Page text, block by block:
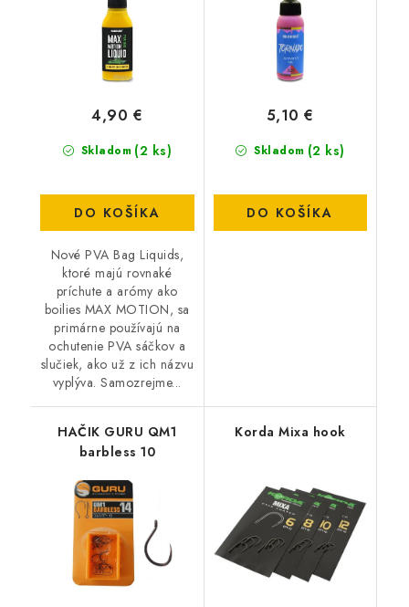
Skladom (2 ks)
4,90 €
DO KOŠÍKA
Nové PVA Bag Liquids,
ktoré majú rovnaké
príchute a arómy ako
boilies MAX MOTION, sa
primárne používajú na
ochutenie PVA sáčkov a
slučiek, ako už z ich názvu
vyplýva. Samozrejme...
Skladom (2 ks)
5,10 €
DO KOŠÍKA
HAČIK GURU QM1
barbless 10
Korda Mixa hook